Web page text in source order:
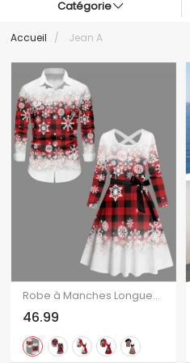
Catégorie
Accueil / Jean A
Robe à Manches Longues avec Boutons et à Imprimé Carreaux en Dégradé de Couleurs pour Noël
46.99